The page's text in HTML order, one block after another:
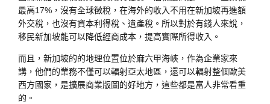
最高17%，沒有全球徵稅，在海外的收入不用在新加坡再進額
外交稅，也沒有資本利得稅、遺產稅。所以對於有錢人來說，
移民新加坡能可以降低經商成本，提高實際所得收入。
而且，新加坡的的地理位置位於麻六甲海峽，作為企業家來
講，他們的業務不僅可以輻射亞太地區，還可以輻射整個歐美
西方國家，是擴展商業版圖的好地方，這些都是富人非常看重
的。